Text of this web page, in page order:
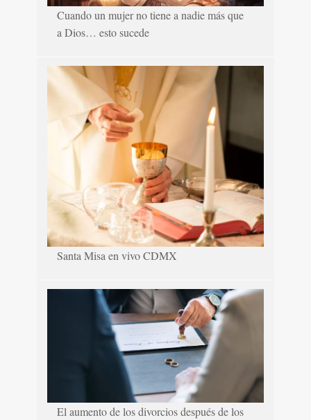
Cuando un mujer no tiene a nadie más que
a Dios… esto sucede
Santa Misa en vivo CDMX
El aumento de los divorcios después de los